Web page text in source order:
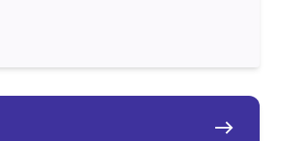
east